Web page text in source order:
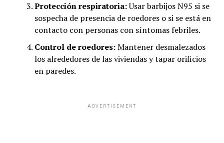
Protección respiratoria:Usar barbijos N95 si se
sospecha de presencia de roedores o si se está en
contacto con personas con síntomas febriles.
Control de roedores:Mantener desmalezados
los alrededores de las viviendas y tapar orificios
en paredes.
ADVERTISEMENT